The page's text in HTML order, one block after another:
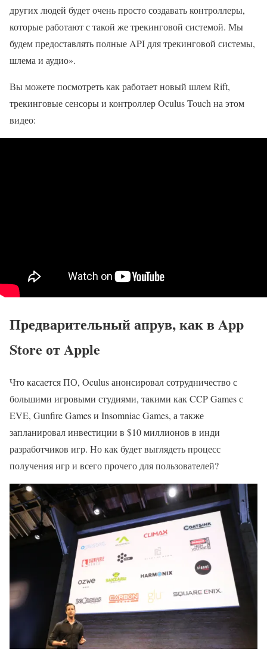
других людей будет очень просто создавать контроллеры,
которые работают с такой же трекинговой системой. Мы
будем предоставлять полные API для трекинговой системы,
шлема и аудио».
Вы можете посмотреть как работает новый шлем Rift,
трекинговые сенсоры и контроллер Oculus Touch на этом
видео:
Предварительный апрув, как в App
Store от Apple
Что касается ПО, Oculus анонсировал сотрудничество с
большими игровыми студиями, такими как CCP Games с
EVE, Gunfire Games и Insomniac Games, а также
запланировал инвестиции в $10 миллионов в инди
разработчиков игр. Но как будет выглядеть процесс
получения игр и всего прочего для пользователей?